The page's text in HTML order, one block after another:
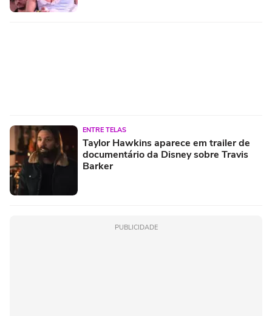
ENTRE TELAS
Taylor Hawkins aparece em trailer de
documentário da Disney sobre Travis
Barker
PUBLICIDADE